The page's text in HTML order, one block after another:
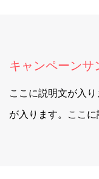
キャンペーンサ
ここに説明文が入
が入ります。ここ